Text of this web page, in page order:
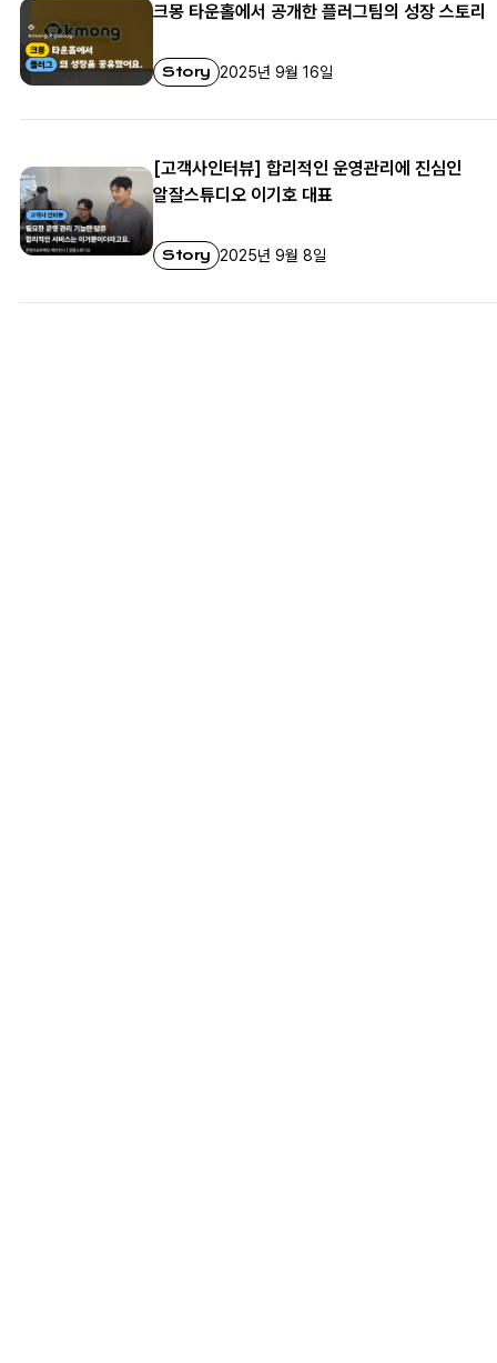
크몽 타운홀에서 공개한 플러그팀의 성장 스토리
Story 2025년 9월 16일
[고객사인터뷰] 합리적인 운영관리에 진심인
알잘스튜디오 이기호 대표
Story 2025년 9월 8일